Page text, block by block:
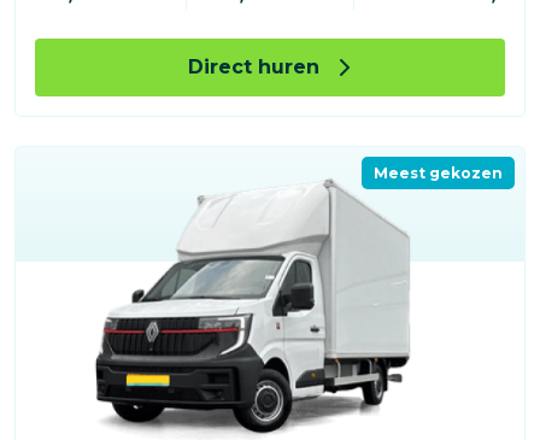
Direct huren
Meest gekozen